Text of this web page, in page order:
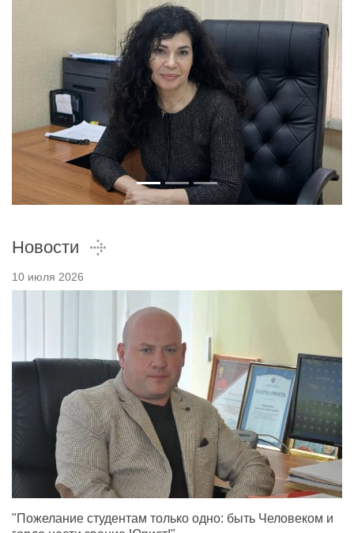
Новости
10 июля 2026
"Пожелание студентам только одно: быть Человеком и